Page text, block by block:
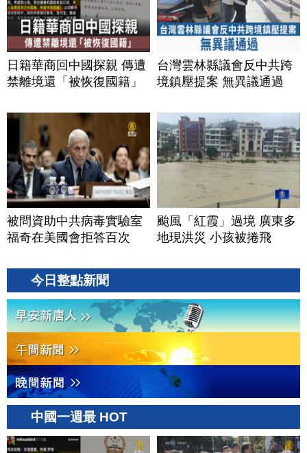
日籍華商回中國探親 傳遭
禁離境還「被恢復國籍」
台灣雲林縣議會反中共跨
境鎮壓提案 無異議通過
被問資助中共病毒實驗室
福奇在美國會拒答百次
颱風「紅霞」過境 廣東多
地現洪災 小孩被捲飛
今日整點新聞
中國一週最 HOT